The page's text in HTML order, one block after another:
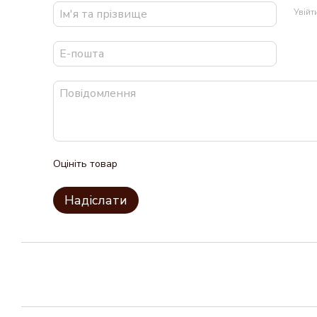
Оцініть товар
Надіслати